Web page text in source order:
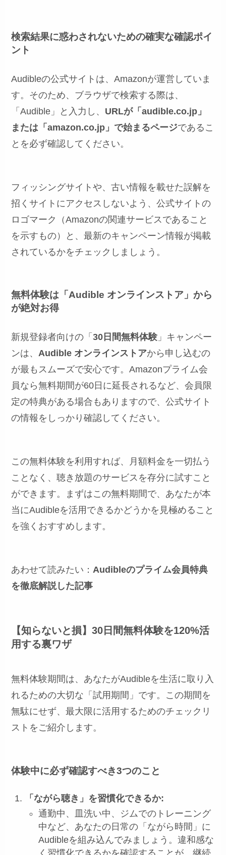
検索結果に惑わされないための確実な確認ポイ
ント
Audibleの公式サイトは、Amazonが運営していま
す。そのため、ブラウザで検索する際は、
「Audible」と入力し、 URLが「audible.co.jp」
または「amazon.co.jp」で始まるページであるこ
とを必ず確認してください。
フィッシングサイトや、古い情報を載せた誤解を
招くサイトにアクセスしないよう、公式サイトの
ロゴマーク（Amazonの関連サービスであること
を示すもの）と、最新のキャンペーン情報が掲載
されているかをチェックしましょう。
無料体験は「Audible オンラインストア」から
が絶対お得
新規登録者向けの「30日間無料体験 」キャンペー
ンは、Audible オンラインストアから申し込むの
が最もスムーズで安心です。Amazonプライム会
員なら無料期間が60日に延長されるなど、会員限
定の特典がある場合もありますので、公式サイト
の情報をしっかり確認してください。
この無料体験を利用すれば、月額料金を一切払う
ことなく、聴き放題のサービスを存分に試すこと
ができます。まずはこの無料期間で、あなたが本
当にAudibleを活用できるかどうかを見極めること
を強くおすすめします。
あわせて読みたい： Audibleのプライム会員特典
を徹底解説した記事
【知らないと損】30日間無料体験を120%活
用する裏ワザ
無料体験期間は、あなたがAudibleを生活に取り入
れるための大切な「試用期間」です。この期間を
無駄にせず、最大限に活用するためのチェックリ
ストをご紹介します。
体験中に必ず確認すべき3つのこと
「ながら聴き」を習慣化できるか:
通勤中、皿洗い中、ジムでのトレーニング
中など、あなたの日常の「ながら時間」に
Audibleを組み込んでみましょう。違和感な